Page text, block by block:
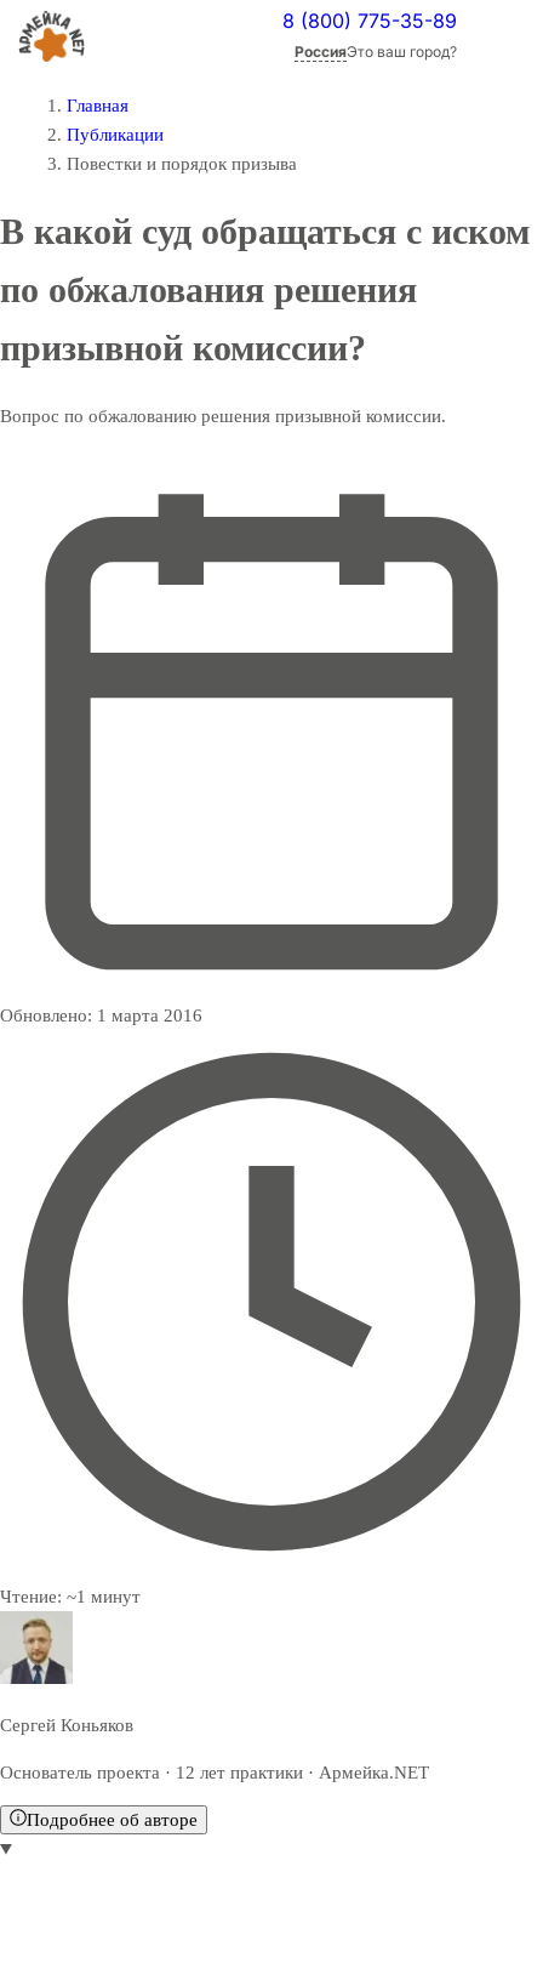
8 (800) 775-35-89
РоссияЭто ваш город?
Главная
Публикации
Повестки и порядок призыва
В какой суд обращаться с иском
по обжалования решения
призывной комиссии?
Вопрос по обжалованию решения призывной комиссии.
Обновлено: 1 марта 2016
Чтение: ~1 минут
Сергей Коньяков
Основатель проекта · 12 лет практики · Армейка.NET
Подробнее об авторе